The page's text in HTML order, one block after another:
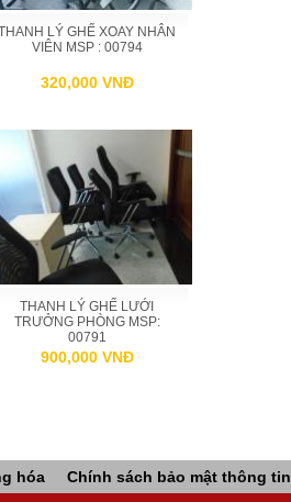
LÝ GHẾ XOAY NHÂN
VIÊN MSP : 00794
320,000 VNĐ
THANH LÝ GHẾ LƯỚI
TRƯỞNG PHÒNG MSP:
00791
900,000 VNĐ
hóa Chính sách bảo mật thông tin